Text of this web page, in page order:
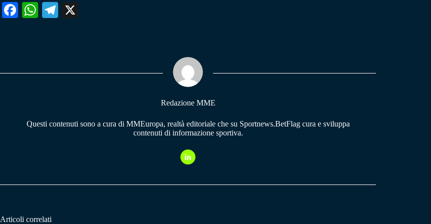
Fa W
pp
Te
m
Redazione MME
Questi contenuti sono a cura di MMEuropa, realtà editoriale che su Sportnews.BetFlag cura e sviluppa
contenuti di informazione sportiva.
Articoli correlati